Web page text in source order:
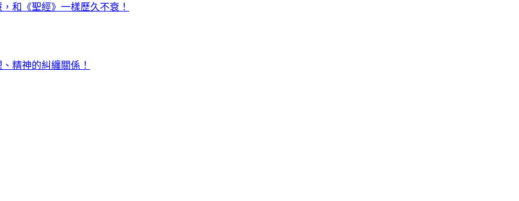
和《聖經》一樣歷久不衰！
精神的糾纏關係！